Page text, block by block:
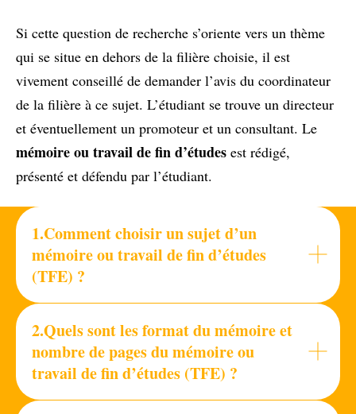
Si cette question de recherche s’oriente vers un thème
qui se situe en dehors de la filière choisie, il est
vivement conseillé de demander l’avis du coordinateur
de la filière à ce sujet. L’étudiant se trouve un directeur
et éventuellement un promoteur et un consultant. Le
mémoire ou travail de fin d’études est rédigé,
présenté et défendu par l’étudiant.
1.Comment choisir un sujet d’un
mémoire ou travail de fin d’études
(TFE) ?
2.Quels sont les format du mémoire et
nombre de pages du mémoire ou
travail de fin d’études (TFE) ?